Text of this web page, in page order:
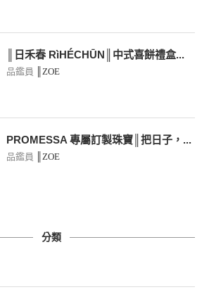
║日禾春 RìHÉCHŪN║中式喜餅禮盒...
品鑑員 ║ZOE
PROMESSA 專屬訂製珠寶║把日子，...
品鑑員 ║ZOE
分類